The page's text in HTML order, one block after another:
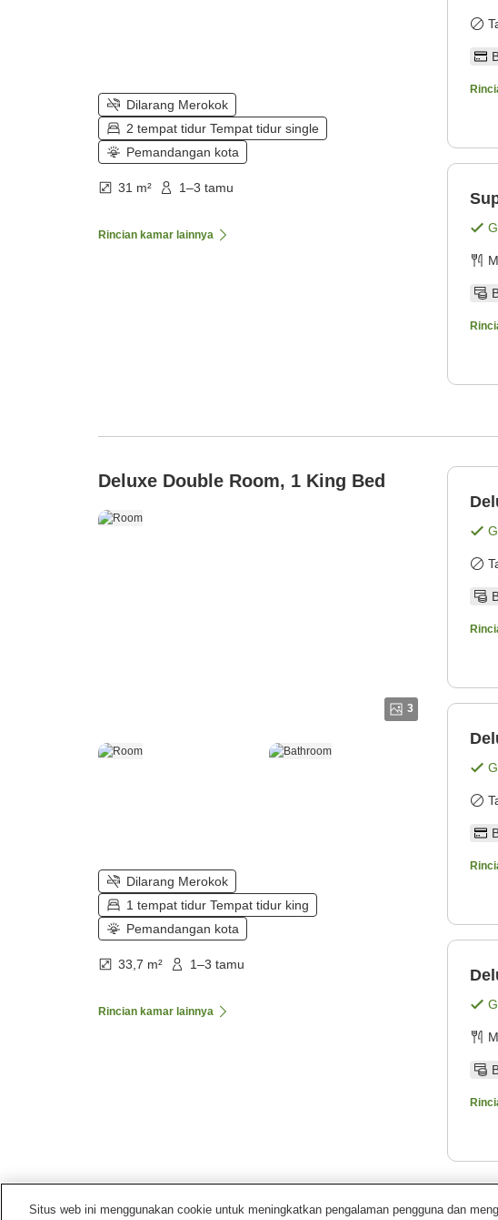
Dilarang Merokok
2 tempat tidur Tempat tidur single
Pemandangan kota
31 m² 1–3 tamu
Rincian kamar lainnya
Deluxe Double Room, 1 King Bed
3
Dilarang Merokok
1 tempat tidur Tempat tidur king
Pemandangan kota
33,7 m² 1–3 tamu
Rincian kamar lainnya
Situs web ini menggunakan cookie untuk meningkatkan pengalaman pengguna dan